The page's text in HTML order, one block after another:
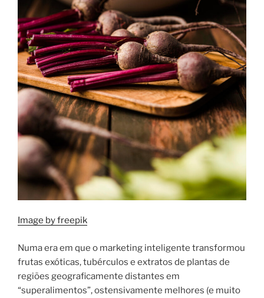
Image by freepik
Numa era em que o marketing inteligente transformou
frutas exóticas, tubérculos e extratos de plantas de
regiões geograficamente distantes em
“superalimentos”, ostensivamente melhores (e muito